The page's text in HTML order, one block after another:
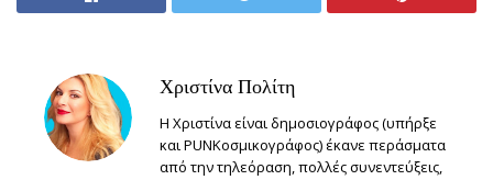
Χριστίνα Πολίτη
Η Χριστίνα είναι δημοσιογράφος (υπήρξε
και PUNKοσμικογράφος) έκανε περάσματα
από την τηλεόραση, πολλές συνεντεύξεις,